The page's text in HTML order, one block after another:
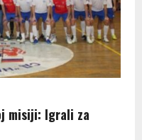
misiji: Igrali za